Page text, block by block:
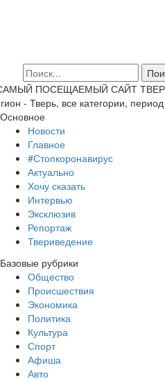
ПОСЕЩАЕМЫЙ САЙТ ТВЕРИ
- Тверь, все категории,
Основное
Новости
Главное
#Стопкоронавирус
Актуально
Хочу сказать
Интервью
Эксклюзив
Репортаж
Твериведение
Базовые рубрики
Общество
Происшествия
Экономика
Политика
Культура
Спорт
Афиша
Авто